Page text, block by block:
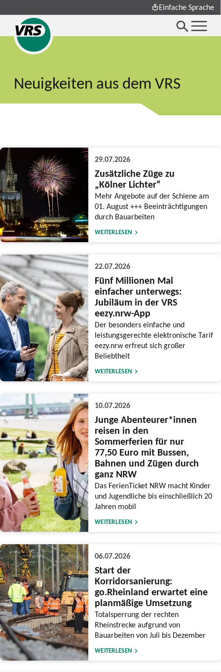
Einfache Sprache
Neuigkeiten aus dem VRS
29.07.2026
Zusätzliche Züge zu
„Kölner Lichter“
Mehr Angebote auf der Schiene am
01. August +++ Beeinträchtigungen
durch Bauarbeiten
WEITERLESEN
22.07.2026
Fünf Millionen Mal
einfacher unterwegs:
Jubiläum in der VRS
eezy.nrw-App
Der besonders einfache und
leistungsgerechte elektronische Tarif
eezy.nrw erfreut sich großer
Beliebtheit
WEITERLESEN
10.07.2026
Junge Abenteurer*innen
reisen in den
Sommerferien für nur
77,50 Euro mit Bussen,
Bahnen und Zügen durch
ganz NRW
Das FerienTicket NRW macht Kinder
und Jugendliche bis einschließlich 20
Jahren mobil
WEITERLESEN
06.07.2026
Start der
Korridorsanierung:
go.Rheinland erwartet eine
planmäßige Umsetzung
Totalsperrung der rechten
Rheinstrecke aufgrund von
Bauarbeiten von Juli bis Dezember
WEITERLESEN